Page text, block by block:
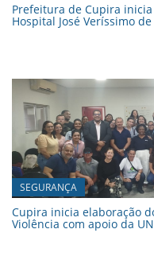
Prefeitura de Cupira
Hospital José Veríssimo de
SEGURANÇA
Cupira inicia elaboração
Violência com apoio da